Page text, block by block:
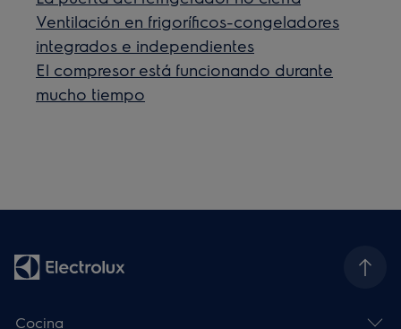
Ventilación en frigoríficos-congeladores
integrados e independientes
El compresor está funcionando durante
mucho tiempo
Cocina